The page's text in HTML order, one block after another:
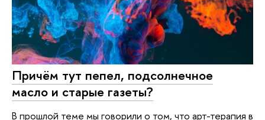
Причём тут пепел, подсолнечное
масло и старые газеты?
В прошлой теме мы говорили о том, что арт-терапия в